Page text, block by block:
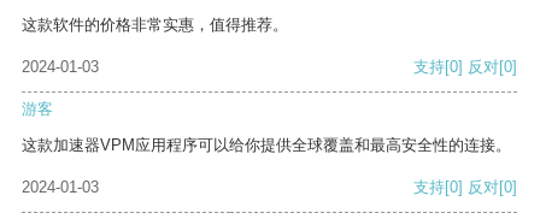
这款软件的价格非常实惠，值得推荐。
2024-01-03 支持[0] 反对[0]
游客
这款加速器VPM应用程序可以给你提供全球覆盖和最高安全性的连接。
2024-01-03 支持[0] 反对[0]